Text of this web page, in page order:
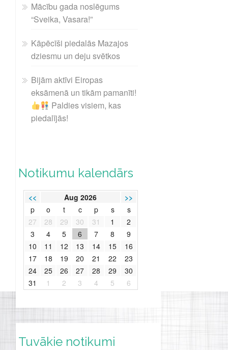
Mācību gada noslēgums
“Sveika, Vasara!”
Kāpēcīši piedalās Mazajos
dziesmu un deju svētkos
Bijām aktīvi Eiropas
eksāmenā un tikām pamanīti!
Paldies visiem, kas
piedalījās!
Notikumu kalendārs
<< Aug 2026
>>
p
o t c p s
s
27
28 29 30 31 1
2
3
4 5 6 7 8
9
10
11 12 13 14 15
16
17
18 19 20 21 22
23
24
25 26 27 28 29
30
31
1 2 3 4 5 6
Tuvākie notikumi